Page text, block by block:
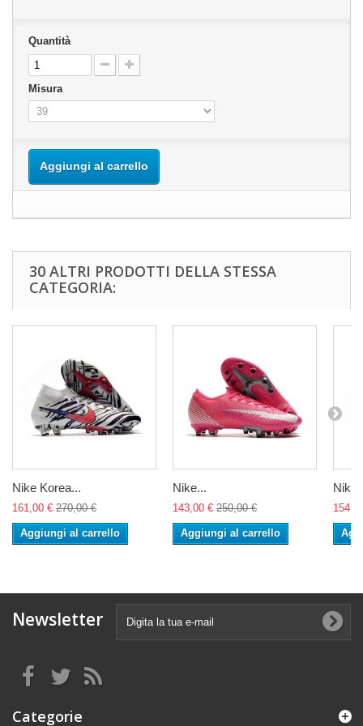
Quantità
Misura
Aggiungi al carrello
30 ALTRI PRODOTTI DELLA STESSA
CATEGORIA:
Nike Korea...
161,00 € 270,00 €
Aggiungi al carrello
Nike...
143,00 € 250,00 €
Aggiungi al carrello
Newsletter
Categorie